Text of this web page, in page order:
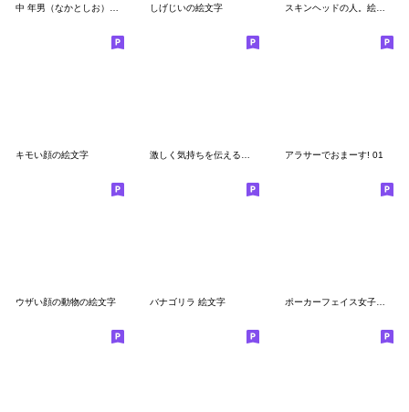
しげじいの絵文字 スキンヘッドの人。絵文字
キモい顔の絵文字 アラサーでおまーす! 01
ウザい顔の動物の絵文字 バナゴリラ 絵文字 ポーカーフェイス女子 絵文字